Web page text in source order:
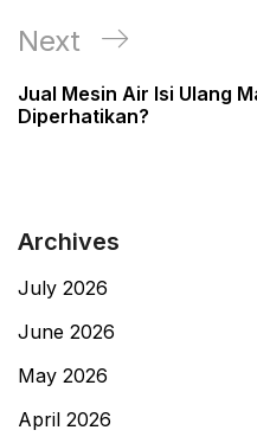
Next
Post
Next
Jual Mesin Air Isi Ulang
Diperhatikan?
Archives
July 2026
June 2026
May 2026
April 2026